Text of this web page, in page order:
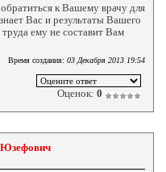
к Вашему врачу для
Вас и результаты Вашего
ему не составит Вам
Время создания: 03 Декабря 2013 19:54
Оценок: 0
Юзефович